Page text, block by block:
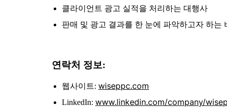
클라이언트 광고 실적을 처리하는 대행사
판매 및 광고 결과를 한 눈에 파악하고자 하는
연락처 정보:
웹사이트: wiseppc.com
LinkedIn: www.linkedin.com/company/